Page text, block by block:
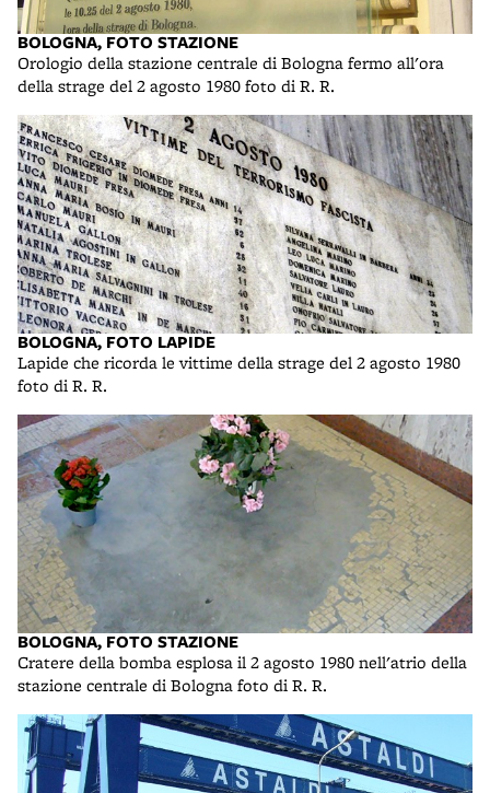
BOLOGNA, FOTO STAZIONE
Orologio della stazione centrale di Bologna fermo all'ora
della strage del 2 agosto 1980 foto di R. R.
BOLOGNA, FOTO LAPIDE
Lapide che ricorda le vittime della strage del 2 agosto 1980
foto di R. R.
BOLOGNA, FOTO STAZIONE
Cratere della bomba esplosa il 2 agosto 1980 nell'atrio della
stazione centrale di Bologna foto di R. R.